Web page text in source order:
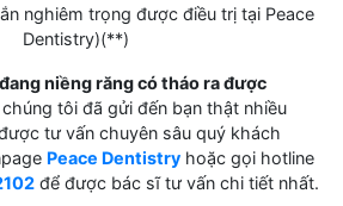
nghiêm trọng được điều trị tại Peace
Dentistry)(**)
đang niềng răng có tháo ra được
tôi đã gửi đến bạn thật nhiều
tư vấn chuyên sâu quý khách
Peace Dentistry hoặc gọi hotline
để được bác sĩ tư vấn chi tiết nhất.